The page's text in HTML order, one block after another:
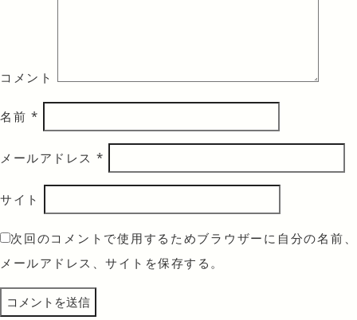
コメント
名前 *
メールアドレス *
サイト
次回のコメントで使用するためブラウザーに自分の名前、
メールアドレス、サイトを保存する。